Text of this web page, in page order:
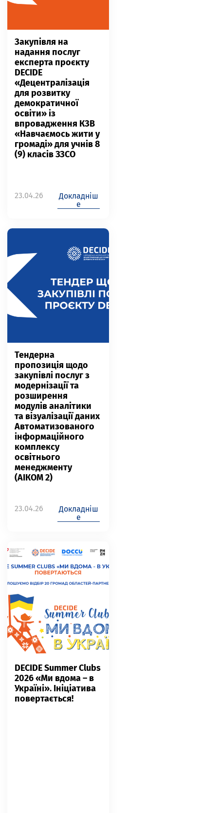
Закупівля на
надання послуг
експерта проєкту
DECIDE
«Децентралізація
для розвитку
демократичної
освіти» із
впровадження КЗВ
«Навчаємось жити у
громаді» для учнів 8
(9) класів ЗЗСО
23.04.26
Докладніш
е
Тендерна
пропозиція щодо
закупівлі послуг з
модернізації та
розширення
модулів аналітики
та візуалізації даних
Автоматизованого
інформаційного
комплексу
освітнього
менеджменту
(АІКОМ 2)
23.04.26
Докладніш
е
DECIDE Summer Clubs
2026 «Ми вдома – в
Україні». Ініціатива
повертається!